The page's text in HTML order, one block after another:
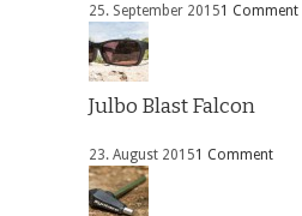
25. September 20151 Comment
Julbo Blast Falcon
23. August 20151 Comment